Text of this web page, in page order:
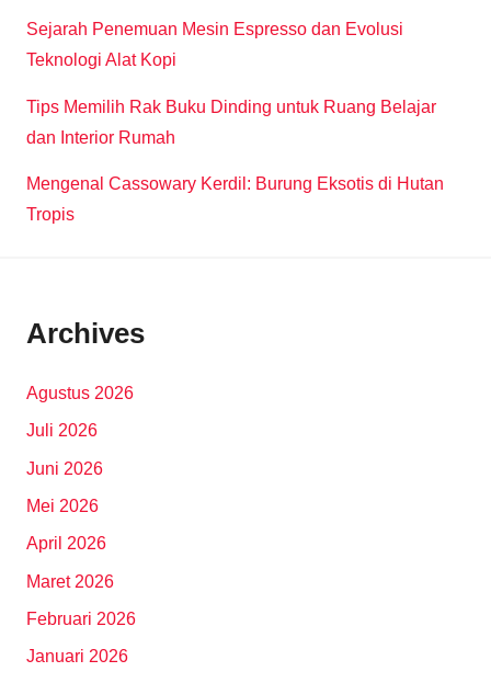
Sejarah Penemuan Mesin Espresso dan Evolusi
Teknologi Alat Kopi
Tips Memilih Rak Buku Dinding untuk Ruang Belajar
dan Interior Rumah
Mengenal Cassowary Kerdil: Burung Eksotis di Hutan
Tropis
Archives
Agustus 2026
Juli 2026
Juni 2026
Mei 2026
April 2026
Maret 2026
Februari 2026
Januari 2026